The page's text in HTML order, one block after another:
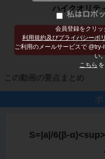
会員登録をクリッ
利用規約及びプライバシーポ
ご利用のメールサービスで
い
こちら
ハイクオリテ
この動画の要点まとめ
ポ
S=|a|/6(β-